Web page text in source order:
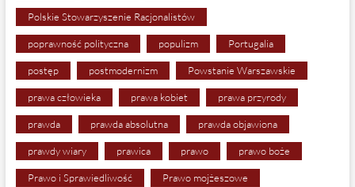
Polskie Stowarzyszenie Racjonalistów
poprawność polityczna populizm Portugalia
postęp postmodernizm Powstanie Warszawskie
prawa człowieka prawa kobiet prawa przyrody
prawda prawda absolutna prawda objawiona
prawdy wiary prawica prawo prawo boże
Prawo i Sprawiedliwość Prawo mojżeszowe